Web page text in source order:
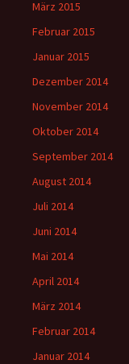
März 2015
Februar 2015
Januar 2015
Dezember 2014
November 2014
Oktober 2014
September 2014
August 2014
Juli 2014
Juni 2014
Mai 2014
April 2014
März 2014
Februar 2014
Januar 2014